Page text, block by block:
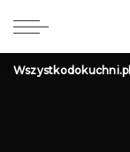
Wszystkodokuchni.pl